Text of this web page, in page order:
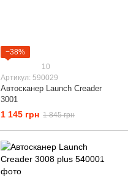
−38%
10
Артикул: 590029
Автосканер Launch Creader
3001
1 145 грн 1 845 грн